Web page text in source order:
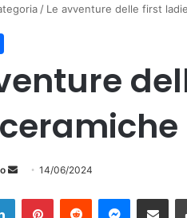
/ Le avventure delle first
Invia 14/06/2024
LinkedInPinterestReddit Messenger
Condividi via mail